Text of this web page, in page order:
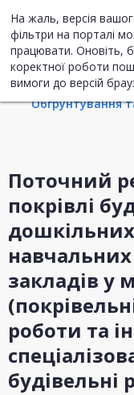
На жаль, версія
фільтри на порталі
працювати. Оновіть,
коректної роботи
вимоги до версій
Обгрунтування
Поточний
покрівлі
дошкільних
навчальних
закладів у
роботи та
будівельні